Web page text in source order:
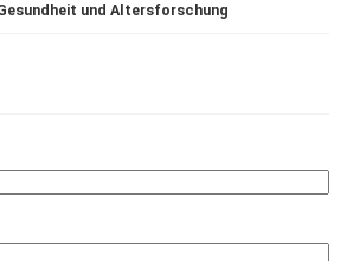
und Altersforschung